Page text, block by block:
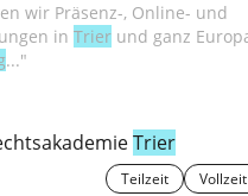
wir Präsenz-, Online- und
in Trier
..."
Trier
Teilzeit Vollzeit